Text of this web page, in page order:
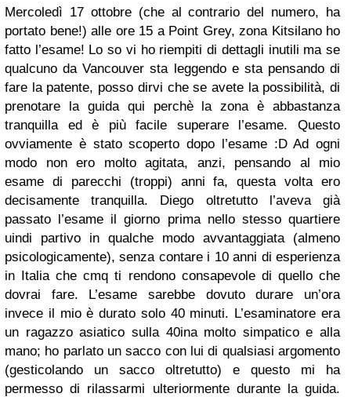
Mercoledì 17 ottobre (che al contrario del numero, ha
portato bene!) alle ore 15 a Point Grey, zona Kitsilano ho
fatto l’esame! Lo so vi ho riempiti di dettagli inutili ma se
qualcuno da Vancouver sta leggendo e sta pensando di
fare la patente, posso dirvi che se avete la possibilità, di
prenotare la guida qui perchè la zona è abbastanza
tranquilla ed è più facile superare l’esame. Questo
ovviamente è stato scoperto dopo l’esame :D Ad ogni
modo non ero molto agitata, anzi, pensando al mio
esame di parecchi (troppi) anni fa, questa volta ero
decisamente tranquilla. Diego oltretutto l’aveva già
passato l’esame il giorno prima nello stesso quartiere
uindi partivo in qualche modo avvantaggiata (almeno
psicologicamente), senza contare i 10 anni di esperienza
in Italia che cmq ti rendono consapevole di quello che
dovrai fare.
L’esame sarebbe dovuto durare un’ora
invece il mio è durato solo 40 minuti. L’esaminatore era
un ragazzo asiatico sulla 40ina molto simpatico e alla
mano; ho parlato un sacco con lui di qualsiasi argomento
(gesticolando un sacco oltretutto) e questo mi ha
permesso di rilassarmi ulteriormente durante la guida.